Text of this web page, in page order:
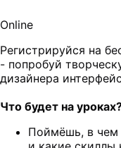
Online
Регистрируйся на
- попробуй
дизайнера
Что будет на
Поймёшь, в чем